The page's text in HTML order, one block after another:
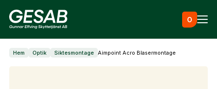
0
Ammunition
Hem Optik Siktesmontage Aimpoint Acro Blasermontage